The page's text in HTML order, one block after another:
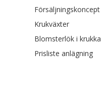
Försäljningskoncept
Krukväxter
Blomsterlök i krukka
Prisliste anlägning